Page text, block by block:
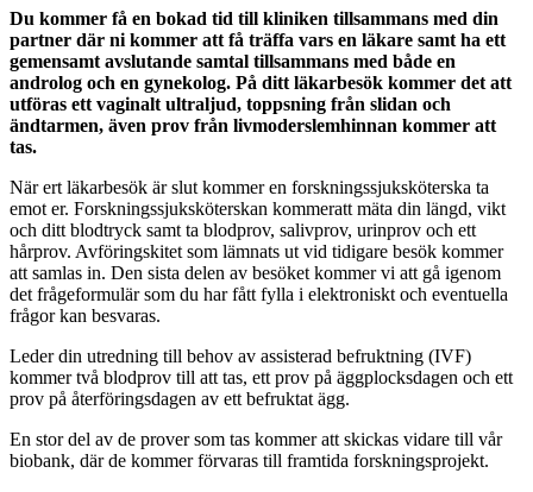
Du kommer få en bokad tid till kliniken tillsammans med din
partner där ni kommer att få träffa vars en läkare samt ha ett
gemensamt avslutande samtal tillsammans med både en
androlog och en gynekolog. På ditt läkarbesök kommer det att
utföras ett vaginalt ultraljud, toppsning från slidan och
ändtarmen, även prov från livmoderslemhinnan kommer att
tas.
När ert läkarbesök är slut kommer en forskningssjuksköterska ta
emot er. Forskningssjuksköterskan kommeratt mäta din längd, vikt
och ditt blodtryck samt ta blodprov, salivprov, urinprov och ett
hårprov. Avföringskitet som lämnats ut vid tidigare besök kommer
att samlas in. Den sista delen av besöket kommer vi att gå igenom
det frågeformulär som du har fått fylla i elektroniskt och eventuella
frågor kan besvaras.
Leder din utredning till behov av assisterad befruktning (IVF)
kommer två blodprov till att tas, ett prov på äggplocksdagen och ett
prov på återföringsdagen av ett befruktat ägg.
En stor del av de prover som tas kommer att skickas vidare till vår
biobank, där de kommer förvaras till framtida forskningsprojekt.